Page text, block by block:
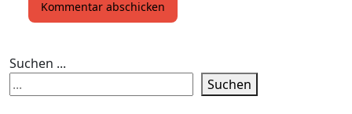
Suchen ...
Suchen